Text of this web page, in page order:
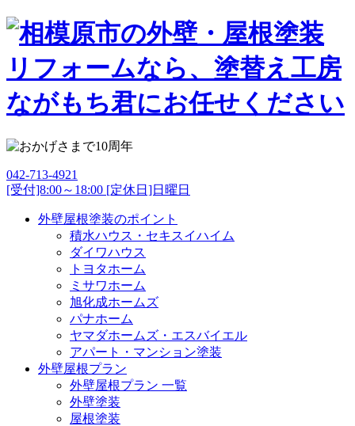
042-713-4921
[受付]8:00～18:00 [定休日]日曜日
外壁屋根塗装のポイント
積水ハウス・セキスイハイム
ダイワハウス
トヨタホーム
ミサワホーム
旭化成ホームズ
パナホーム
ヤマダホームズ・エスバイエル
アパート・マンション塗装
外壁屋根プラン
外壁屋根プラン 一覧
外壁塗装
屋根塗装